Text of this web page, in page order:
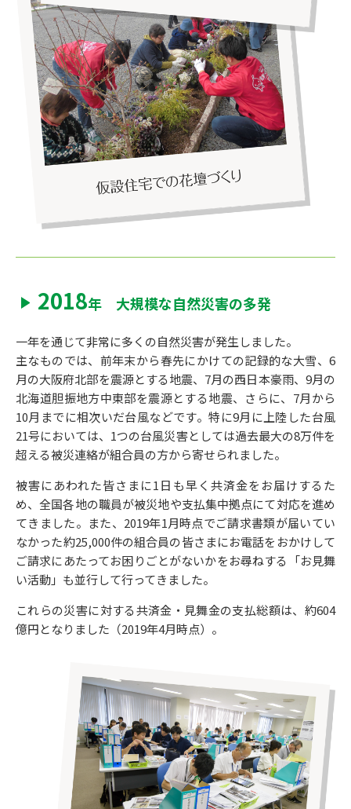
2018年 大規模な自然災害の多発
一年を通じて非常に多くの自然災害が発生しました。
主なものでは、前年末から春先にかけての記録的な大雪、6
月の大阪府北部を震源とする地震、7月の西日本豪雨、9月の
北海道胆振地方中東部を震源とする地震、さらに、7月から
10月までに相次いだ台風などです。特に9月に上陸した台風
21号においては、1つの台風災害としては過去最大の8万件を
超える被災連絡が組合員の方から寄せられました。
被害にあわれた皆さまに1日も早く共済金をお届けするた
め、全国各地の職員が被災地や支払集中拠点にて対応を進め
てきました。 また、2019年1月時点でご請求書類が届いてい
なかった約25,000件の組合員の皆さまにお電話をおかけして
ご請求にあたってお困りごとがないかをお尋ねする「お見舞
い活動」も並行して行ってきました。
これらの災害に対する共済金・見舞金の支払総額は、約604
億円となりました（2019年4月時点）。